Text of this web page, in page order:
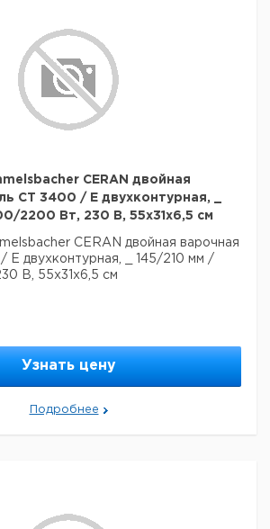
CERAN двойная
CT 3400 / E двухконтурная, _
2200 Вт, 230 В, 55x31x6,5 см
CERAN двойная варочная
E двухконтурная, _ 145/210 мм /
В, 55x31x6,5 см
Узнать цену
Подробнее